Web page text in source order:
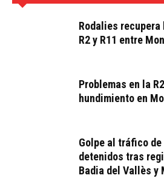
Rodalies
R2 y R11 entre
Problemas en la
hundimiento en
Golpe al tráfico
detenidos tras
Badia del Vallès y